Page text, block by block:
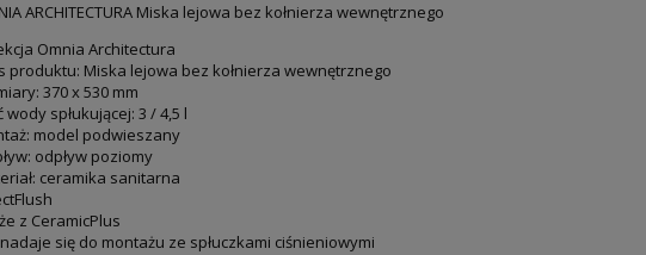
ARCHITECTURA Miska lejowa bez kołnierza wewnętrznego
Omnia Architectura
produktu: Miska lejowa bez kołnierza wewnętrznego
370 x 530 mm
wody spłukującej: 3 / 4,5 l
model podwieszany
odpływ poziomy
ceramika sanitarna
z CeramicPlus
się do montażu ze spłuczkami ciśnieniowymi